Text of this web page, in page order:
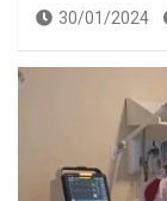
30/01/2024